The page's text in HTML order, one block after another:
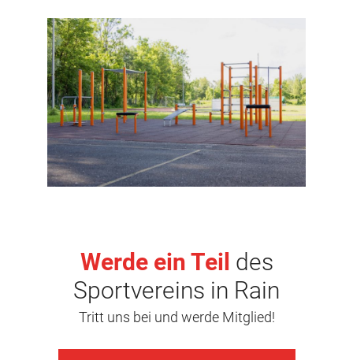
Werde ein Teil des
Sportvereins in Rain
Tritt uns bei und werde Mitglied!